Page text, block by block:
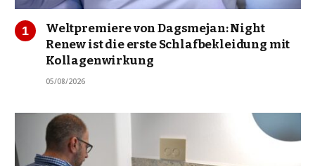
Weltpremiere von Dagsmejan: Night
Renew ist die erste Schlafbekleidung mit
Kollagenwirkung
05/08/2026